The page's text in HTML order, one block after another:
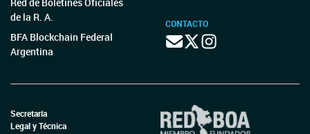
de la R. A.
BFA Blockchain Federal
Argentina
CONTACTO
Secretaría
Legal y Técnica